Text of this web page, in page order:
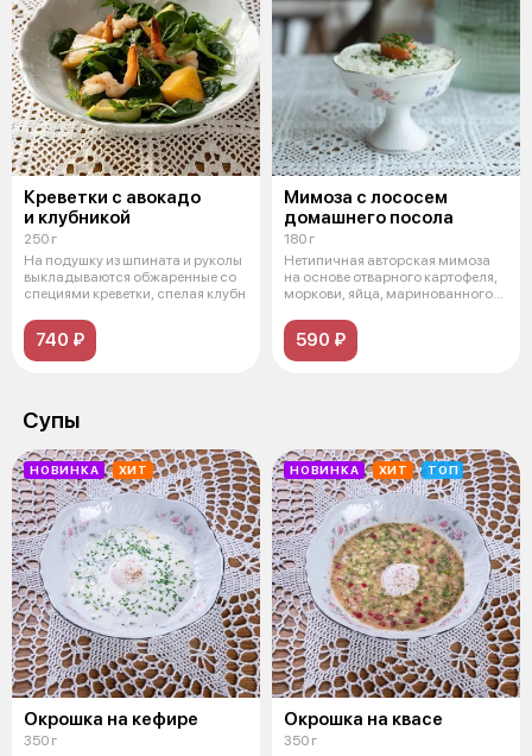
Креветки с авокадо
и клубникой
250 г
На подушку из шпината и руколы
выкладываются обжаренные со
специями креветки, спелая клубн
740 ₽
Мимоза с лососем
домашнего посола
180 г
Нетипичная авторская мимоза
на основе отварного картофеля,
моркови, яйца, маринованного
590 ₽
Супы
НОВИНКА ХИТ
Окрошка на кефире
350 г
НОВИНКА ХИТ ТОП
Окрошка на квасе
350 г